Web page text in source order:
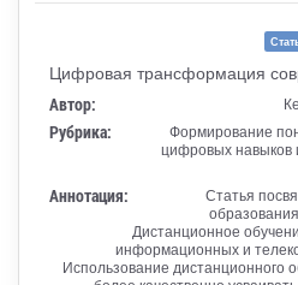
Цифровая трансформация
Автор:
Рубрика:
Формирование
цифровых навыков
Аннотация:
Статья
Дистанционное
информационных и
Использование дистанционного